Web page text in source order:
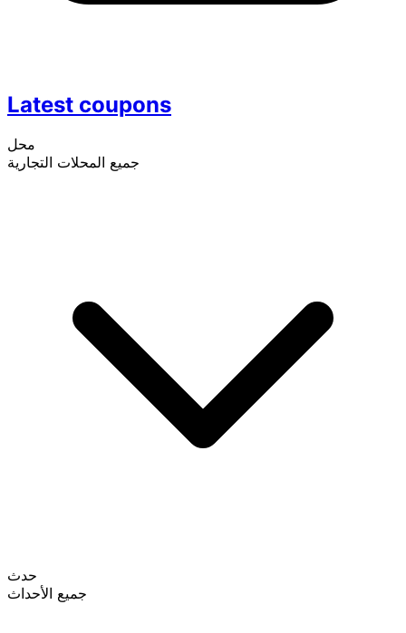
Latest coupons
محل
جميع المحلات التجارية
حدث
جميع الأحداث